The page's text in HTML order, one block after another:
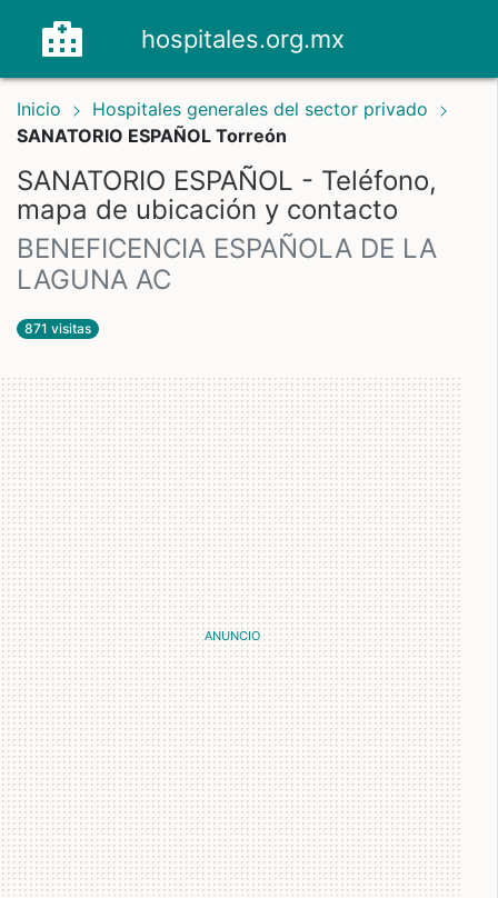
hospitales.org.mx
Inicio
Hospitales generales del sector privado
SANATORIO ESPAÑOL Torreón
SANATORIO ESPAÑOL - Teléfono,
mapa de ubicación y contacto
BENEFICENCIA ESPAÑOLA DE LA
LAGUNA AC
871 visitas